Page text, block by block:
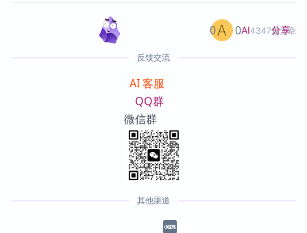
AI4347篇文章
0 0 分享
反馈交流
AI 客服
QQ群
微信群
其他渠道